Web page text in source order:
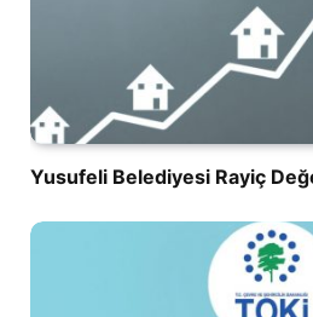
Yusufeli Belediyesi Rayiç